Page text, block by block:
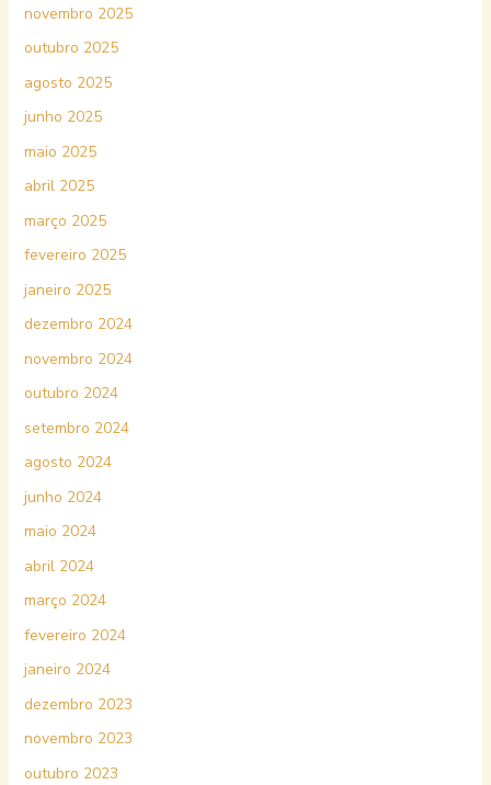
novembro 2025
outubro 2025
agosto 2025
junho 2025
maio 2025
abril 2025
março 2025
fevereiro 2025
janeiro 2025
dezembro 2024
novembro 2024
outubro 2024
setembro 2024
agosto 2024
junho 2024
maio 2024
abril 2024
março 2024
fevereiro 2024
janeiro 2024
dezembro 2023
novembro 2023
outubro 2023